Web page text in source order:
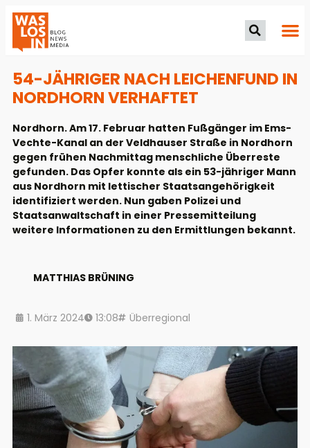
54-JÄHRIGER NACH LEICHENFUND IN
NORDHORN VERHAFTET
Nordhorn. Am 17. Februar hatten Fußgänger im Ems-
Vechte-Kanal an der Veldhauser Straße in Nordhorn
gegen frühen Nachmittag menschliche Überreste
gefunden. Das Opfer konnte als ein 53-jähriger Mann
aus Nordhorn mit lettischer Staatsangehörigkeit
identifiziert werden. Nun gaben Polizei und
Staatsanwaltschaft in einer Pressemitteilung
weitere Informationen zu den Ermittlungen bekannt.
MATTHIAS BRÜNING
1. März 2024 13:08 Überregional